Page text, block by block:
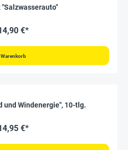
€*
Warenkorb
und Windenergie", 10-tlg.
€*